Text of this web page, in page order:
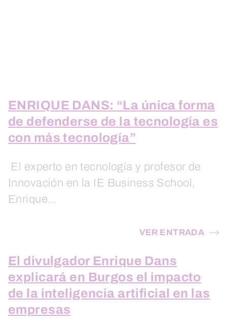
ENRIQUE DANS: “La única forma
de defenderse de la tecnología es
con más tecnología”
El experto en tecnología y profesor de
Innovación en la IE Business School,
Enrique…
VER ENTRADA
El divulgador Enrique Dans
explicará en Burgos el impacto
de la inteligencia artificial en las
empresas